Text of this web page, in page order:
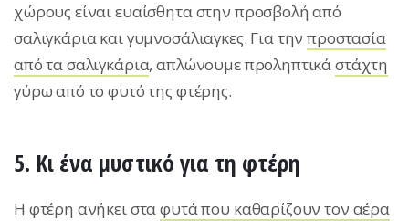
χώρους είναι ευαίσθητα στην προσβολή από
σαλιγκάρια και γυμνοσάλιαγκες. Για τηνπροστασία
από τα σαλιγκάρια, απλώνουμε προληπτικάστάχτη
γύρω από το φυτό της φτέρης.
5. Κι ένα μυστικό για τη φτέρη
H φτέρη ανήκει σταφυτά που καθαρίζουν τον αέρα